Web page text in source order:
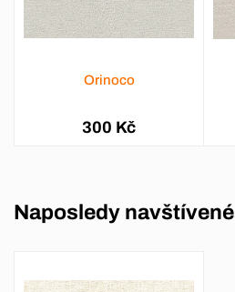
Orinoco
300 Kč
Naposledy navštívené